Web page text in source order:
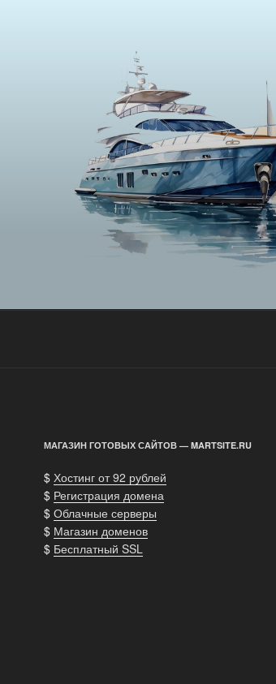
МАГАЗИН ГОТОВЫХ САЙТОВ — MARTSITE.RU
$ Хостинг от 92 рублей
$ Регистрация домена
$ Облачные серверы
$ Магазин доменов
$ Бесплатный SSL